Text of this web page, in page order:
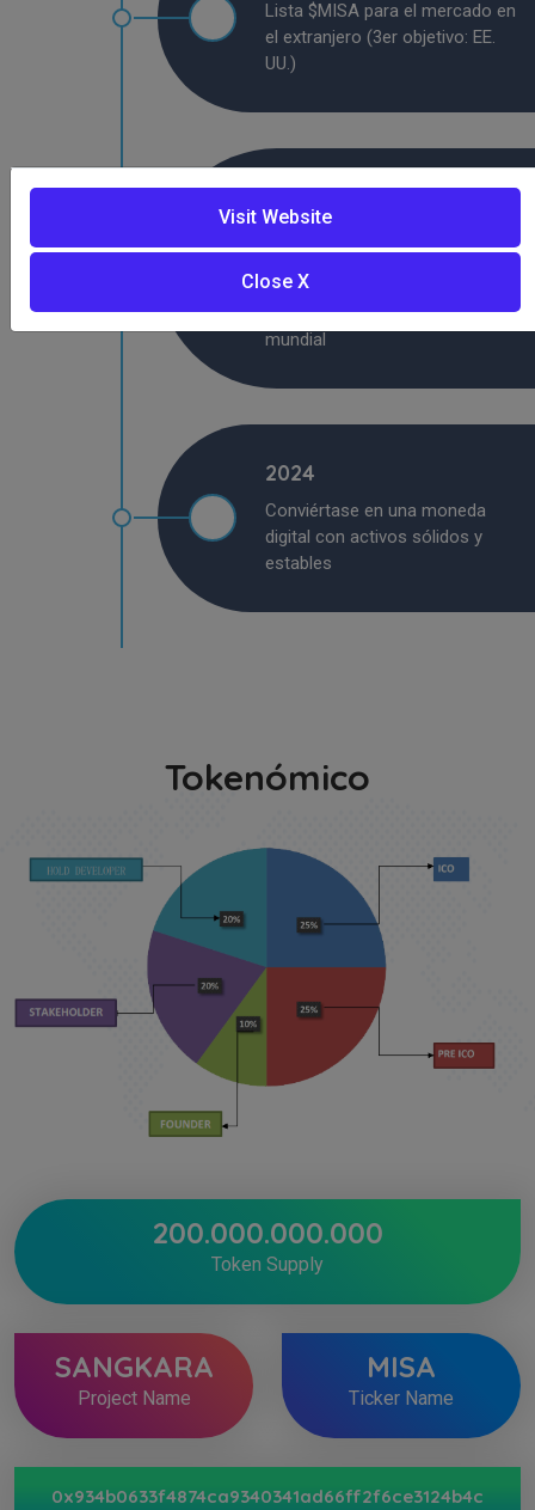
Lista $MISA para el mercado en
el extranjero (3er objetivo: EE.
UU.)
2023
que podamos publicar más
tokens estables de clase
mundial
2024
Conviértase en una moneda
digital con activos sólidos y
estables
Tokenómico
200.000.000.000
Token Supply
SANGKARA
Project Name
MISA
Ticker Name
0x934b0633f4874ca9340341ad66ff2f6ce3124b4c
Visit Website
Close X